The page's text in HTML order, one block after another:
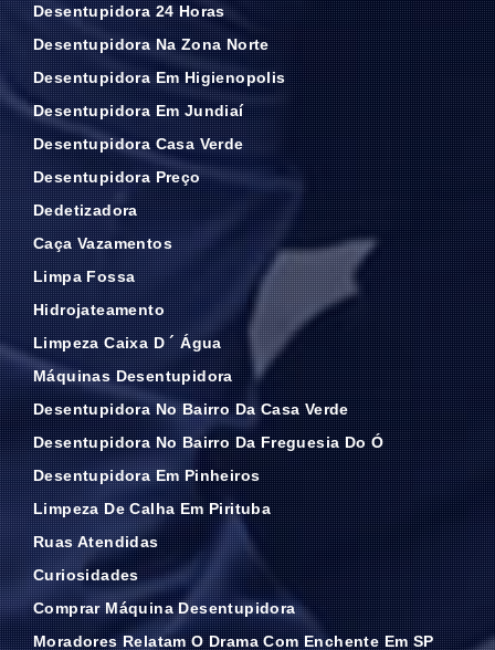
Desentupidora 24 Horas
Desentupidora Na Zona Norte
Desentupidora Em Higienopolis
Desentupidora Em Jundiaí
Desentupidora Casa Verde
Desentupidora Preço
Dedetizadora
Caça Vazamentos
Limpa Fossa
Hidrojateamento
Limpeza Caixa D ´ Água
Máquinas Desentupidora
Desentupidora No Bairro Da Casa Verde
Desentupidora No Bairro Da Freguesia Do Ó
Desentupidora Em Pinheiros
Limpeza De Calha Em Pirituba
Ruas Atendidas
Curiosidades
Comprar Máquina Desentupidora
Moradores Relatam O Drama Com Enchente Em SP